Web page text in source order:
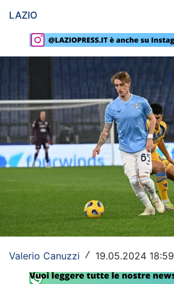
Rassegna Lazio
Social
Serie A
Champions League
Europa League
Altri Sport
Formula 1
Vela
LAZIO
Valerio Canuzzi / 19.05.2024 18:59